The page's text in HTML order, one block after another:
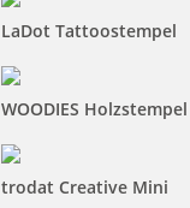
LaDot Tattoostempel
WOODIES Holzstempel
trodat Creative Mini